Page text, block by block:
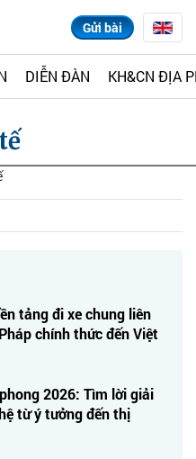
Gửi bài
DIỄN ĐÀN KH&CN ĐỊA
tảng đi xe chung liên
chính thức đến Việt
2026: Tìm lời giải
từ ý tưởng đến thị